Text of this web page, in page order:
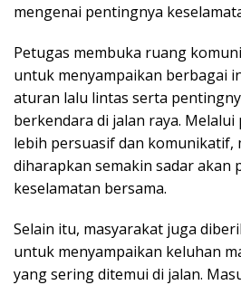
mengenai pentingnya
Petugas membuka ruang
untuk menyampaikan berbagai
aturan lalu lintas serta
berkendara di jalan raya.
lebih persuasif dan komunikatif,
diharapkan semakin sadar akan
keselamatan bersama.
Selain itu, masyarakat juga
untuk menyampaikan keluhan
yang sering ditemui di jalan.